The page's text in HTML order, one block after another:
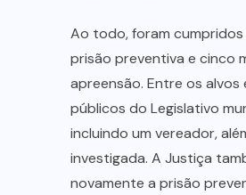
Ao todo, foram
prisão preventiva e cinco
apreensão. Entre os
públicos do Legislativo
incluindo um vereador,
investigada. A Justiça
novamente a prisão